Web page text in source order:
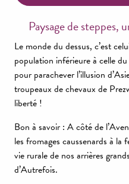
Paysage de steppes,
Le monde du dessus, c’est
population inférieure à celle
pour parachever l’illusion
troupeaux de chevaux de
liberté !
Bon à savoir : A côté de
les fromages caussenards à
vie rurale de nos arrières
d’Autrefois.